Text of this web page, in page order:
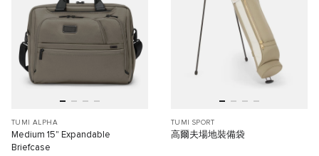
TUMI ALPHA
Medium 15" Expandable
Briefcase
TUMI SPORT
高爾夫場地裝備袋